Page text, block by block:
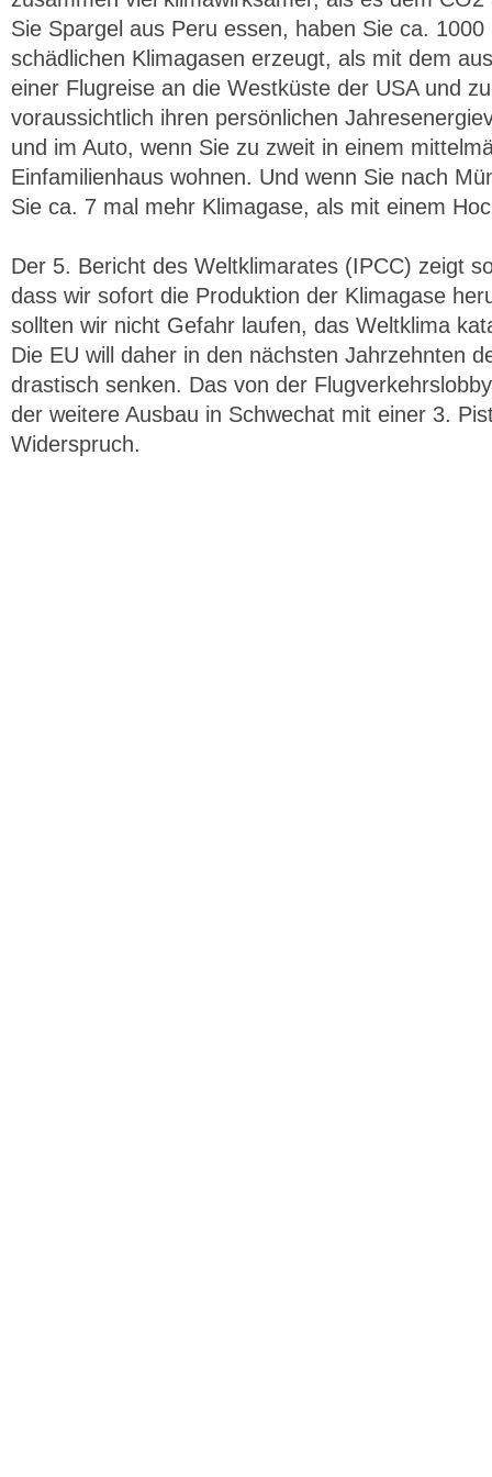
Sie Spargel aus Peru essen, haben Sie ca.
schädlichen Klimagasen erzeugt, als mit dem
einer Flugreise an die Westküste der USA und
voraussichtlich ihren persönlichen
und im Auto, wenn Sie zu zweit in einem
Einfamilienhaus wohnen. Und wenn Sie nach
Sie ca. 7 mal mehr Klimagase, als mit einem
Der 5. Bericht des Weltklimarates (IPCC) zeigt
dass wir sofort die Produktion der Klimagase
sollten wir nicht Gefahr laufen, das Weltklima
Die EU will daher in den nächsten Jahrzehnten
drastisch senken. Das von der
der weitere Ausbau in Schwechat mit einer 3.
Widerspruch.